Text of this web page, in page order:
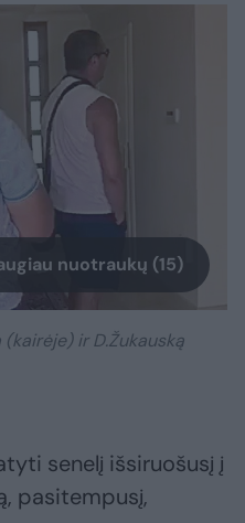
nuotraukų (15)
ir D.Žukauską
senelį išsiruošusį į
pasitempusį,